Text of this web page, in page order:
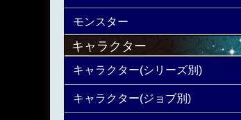
モンスター
キャラクター
キャラクター(シリーズ別)
キャラクター(ジョブ別)